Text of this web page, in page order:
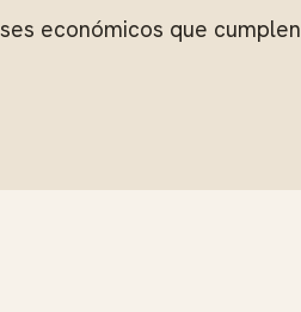
económicos que cumplen